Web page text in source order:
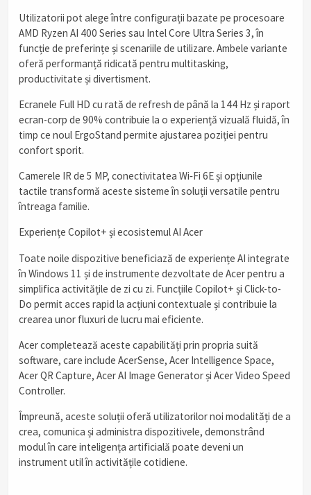
Utilizatorii pot alege între configurații bazate pe procesoare
AMD Ryzen AI 400 Series sau Intel Core Ultra Series 3, în
funcție de preferințe și scenariile de utilizare. Ambele variante
oferă performanță ridicată pentru multitasking,
productivitate și divertisment.
Ecranele Full HD cu rată de refresh de până la 144 Hz și raport
ecran-corp de 90% contribuie la o experiență vizuală fluidă, în
timp ce noul ErgoStand permite ajustarea poziției pentru
confort sporit.
Camerele IR de 5 MP, conectivitatea Wi‑Fi 6E și opțiunile
tactile transformă aceste sisteme în soluții versatile pentru
întreaga familie.
Experiențe Copilot+ și ecosistemul AI Acer
Toate noile dispozitive beneficiază de experiențe AI integrate
în Windows 11 și de instrumente dezvoltate de Acer pentru a
simplifica activitățile de zi cu zi. Funcțiile Copilot+ și Click-to-
Do permit acces rapid la acțiuni contextuale și contribuie la
crearea unor fluxuri de lucru mai eficiente.
Acer completează aceste capabilități prin propria suită
software, care include AcerSense, Acer Intelligence Space,
Acer QR Capture, Acer AI Image Generator și Acer Video Speed
Controller.
Împreună, aceste soluții oferă utilizatorilor noi modalități de a
crea, comunica și administra dispozitivele, demonstrând
modul în care inteligența artificială poate deveni un
instrument util în activitățile cotidiene.